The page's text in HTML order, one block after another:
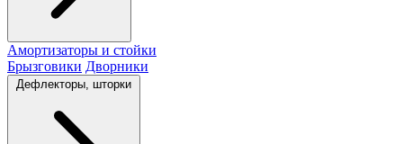
Амортизаторы и стойки
Брызговики Дворники
Дефлекторы, шторки